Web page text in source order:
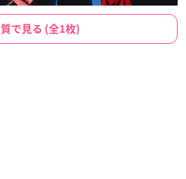
で見る (全1枚)